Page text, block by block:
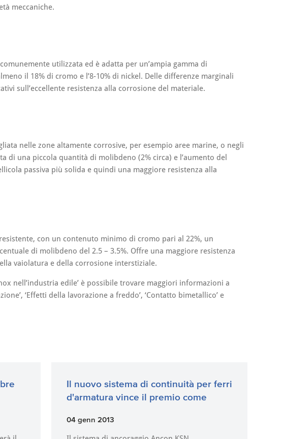
meccaniche.
utilizzata ed è adatta per un’ampia gamma di
il 18% di cromo e l’8-10% di nickel. Delle differenze marginali
sull’eccellente resistenza alla corrosione del materiale.
nelle zone altamente corrosive, per esempio aree marine, o negli
di una piccola quantità di molibdeno (2% circa) e l’aumento del
passiva più solida e quindi una maggiore resistenza alla
con un contenuto minimo di cromo pari al 22%, un
di molibdeno del 2.5 – 3.5%. Offre una maggiore resistenza
vaiolatura e della corrosione interstiziale.
nell’industria edile’ è possibile trovare maggiori informazioni a
‘Effetti della lavorazione a freddo’, ‘Contatto bimetallico’ e
Il nuovo sistema di continuità per ferri
d'armatura vince il premio come
04 genn 2013